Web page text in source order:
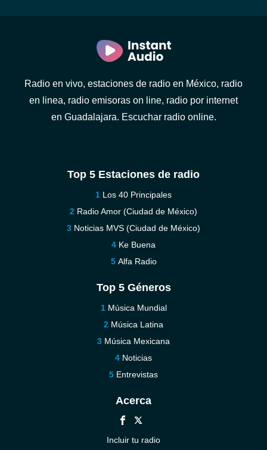
Radio en vivo, estaciones de radio en México, radio
en linea, radio emisoras on line, radio por internet
en Guadalajara. Escuchar radio online.
Top 5 Estaciones de radio
Los 40 Principales
Radio Amor (Ciudad de México)
Noticias MVS (Ciudad de México)
Ke Buena
Alfa Radio
Top 5 Géneros
Música Mundial
Música Latina
Música Mexicana
Noticias
Entrevistas
Acerca
Incluir tu radio